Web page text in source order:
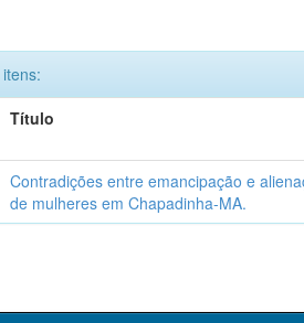
Título
Contradições entre emancipação e
de mulheres em Chapadinha-MA.